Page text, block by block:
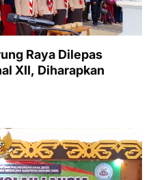
Raya Dilepas
XII, Diharapkan